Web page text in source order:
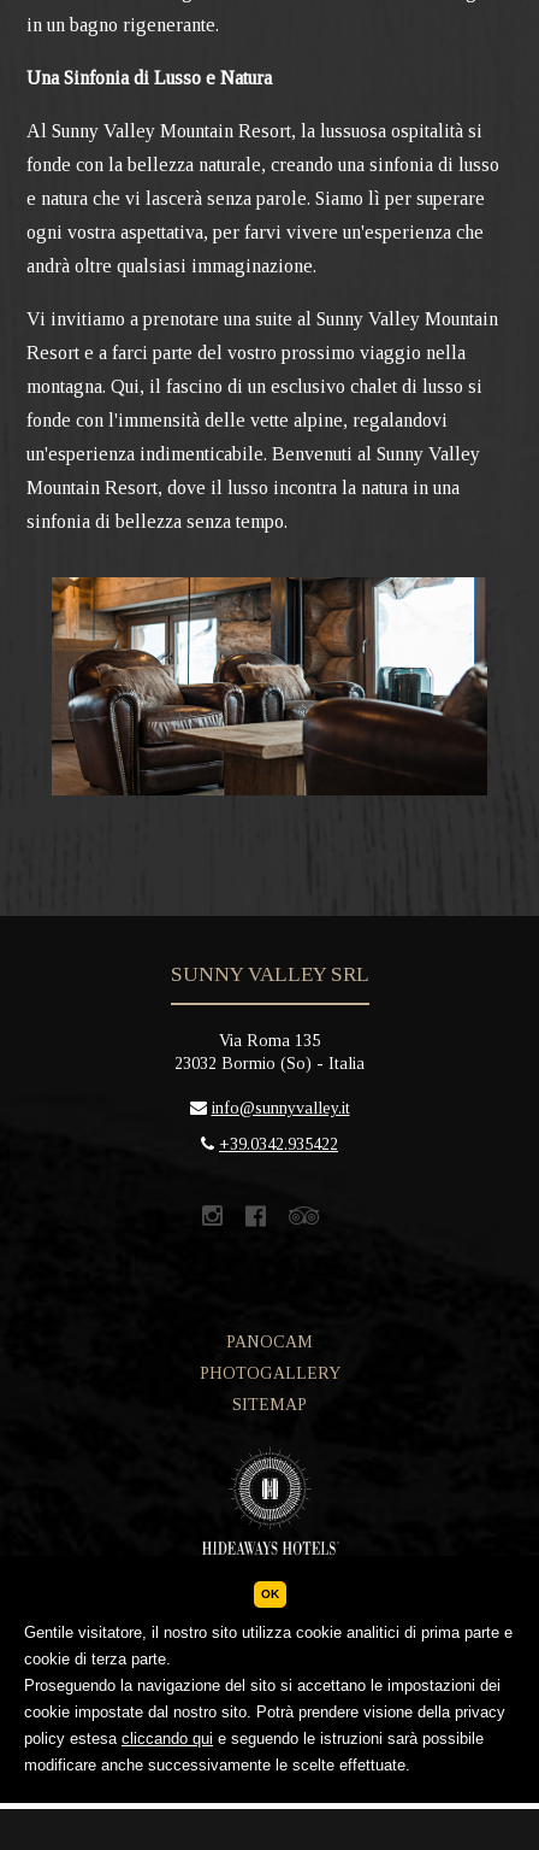
in un bagno rigenerante.
Una Sinfonia di Lusso e Natura
Al Sunny Valley Mountain Resort, la lussuosa ospitalità si
fonde con la bellezza naturale, creando una sinfonia di lusso
e natura che vi lascerà senza parole. Siamo lì per superare
ogni vostra aspettativa, per farvi vivere un'esperienza che
andrà oltre qualsiasi immaginazione.
Vi invitiamo a prenotare una suite al Sunny Valley Mountain
Resort e a farci parte del vostro prossimo viaggio nella
montagna. Qui, il fascino di un esclusivo chalet di lusso si
fonde con l'immensità delle vette alpine, regalandovi
un'esperienza indimenticabile. Benvenuti al Sunny Valley
Mountain Resort, dove il lusso incontra la natura in una
sinfonia di bellezza senza tempo.
SUNNY VALLEY SRL
Via Roma 135
23032 Bormio (So) - Italia
info@sunnyvalley.it
+39.0342.935422
PANOCAM
PHOTOGALLERY
SITEMAP
© SUNNY VALLEY SRL - P.IVA 00865190144
concept by
OK
Gentile visitatore, il nostro sito utilizza cookie analitici di prima parte e
cookie di terza parte.
Proseguendo la navigazione del sito si accettano le impostazioni dei
cookie impostate dal nostro sito. Potrà prendere visione della privacy
policy estesa cliccando qui e seguendo le istruzioni sarà possibile
modificare anche successivamente le scelte effettuate.